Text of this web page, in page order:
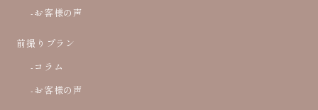
-お客様の声
前撮りプラン
-コラム
-お客様の声